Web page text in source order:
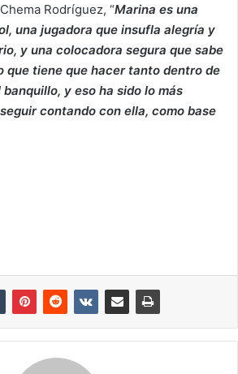
Rodríguez, “Marina es una
una jugadora que insufla alegría y
y una colocadora segura que sabe
que tiene que hacer tanto dentro de
y eso ha sido lo más
contando con ella, como base